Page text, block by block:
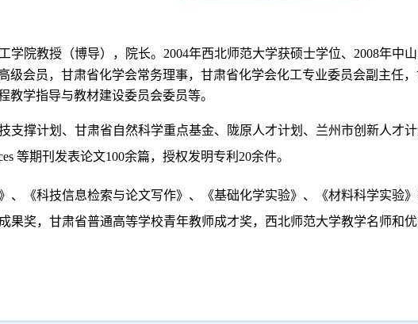
学院教授（博导），院长。2004年西北师范大学获硕士学位、2008年中
级会员，甘肃省化学会常务理事，甘肃省化学会化工专业委员会副主任
学指导与教材建设委员会委员等。
计划、甘肃省自然科学重点基金、陇原人才计划、兰州市创新人才计
等期刊发表论文100余篇，授权发明专利20余件。
《科技信息检索与论文写作》、《基础化学实验》、《材料科学实验
果奖，甘肃省普通高等学校青年教师成才奖，西北师范大学教学名师和优